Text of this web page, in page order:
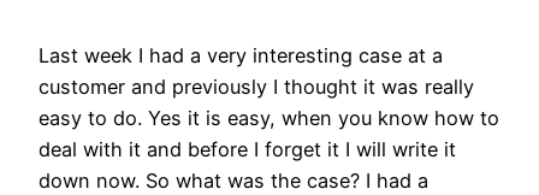
Last week I had a very interesting case at a
customer and previously I thought it was really
easy to do. Yes it is easy, when you know how to
deal with it and before I forget it I will write it
down now. So what was the case? I had a